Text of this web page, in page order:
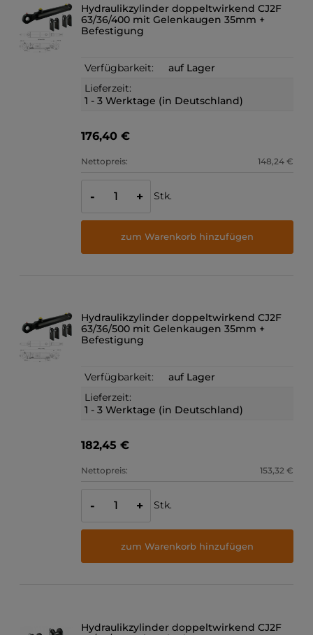
Hydraulikzylinder doppeltwirkend CJ2F
63/36/400 mit Gelenkaugen 35mm +
Befestigung
Verfügbarkeit:
auf Lager
Lieferzeit:
1 - 3 Werktage (in Deutschland)
176,40 €
Nettopreis: 148,24 €
- + Stk.
zum Warenkorb hinzufügen
Hydraulikzylinder doppeltwirkend CJ2F
63/36/500 mit Gelenkaugen 35mm +
Befestigung
Verfügbarkeit:
auf Lager
Lieferzeit:
1 - 3 Werktage (in Deutschland)
182,45 €
Nettopreis: 153,32 €
- + Stk.
zum Warenkorb hinzufügen
Hydraulikzylinder doppeltwirkend CJ2F